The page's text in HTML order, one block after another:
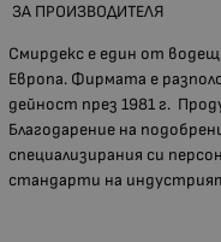
ЗА ПРОИЗВОДИТЕЛЯ
Смирдекс е един от
Европа. Фирмата е
дейност през 1981 г.
Благодарение на
специализирания си
стандарти на